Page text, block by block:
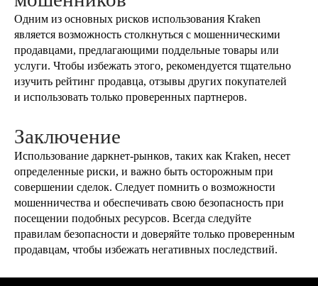
Одним из основных рисков использования Kraken
является возможность столкнуться с мошенническими
продавцами, предлагающими поддельные товары или
услуги. Чтобы избежать этого, рекомендуется тщательно
изучить рейтинг продавца, отзывы других покупателей
и использовать только проверенных партнеров.
Заключение
Использование даркнет-рынков, таких как Kraken, несет
определенные риски, и важно быть осторожным при
совершении сделок. Следует помнить о возможности
мошенничества и обеспечивать свою безопасность при
посещении подобных ресурсов. Всегда следуйте
правилам безопасности и доверяйте только проверенным
продавцам, чтобы избежать негативных последствий.